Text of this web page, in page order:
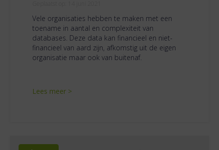
Vele organisaties hebben te maken met een
toename in aantal en complexiteit van
databases. Deze data kan financieel en niet-
financieel van aard zijn, afkomstig uit de eigen
organisatie maar ook van buitenaf.
Lees meer >